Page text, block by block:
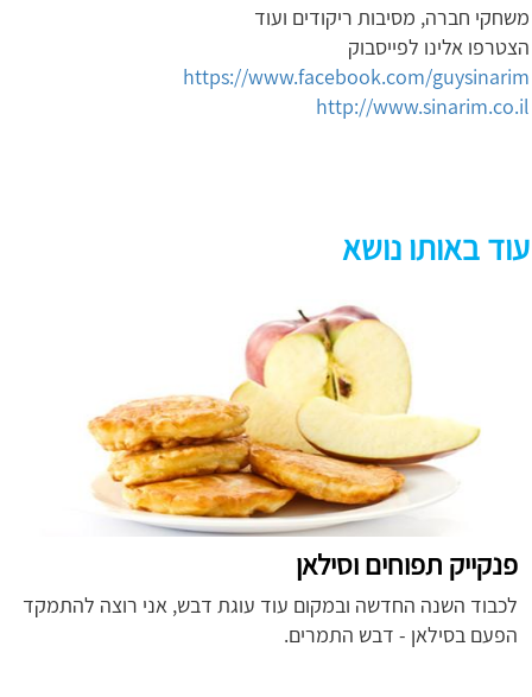
משחקי חברה, מסיבות ריקודים ועוד
הצטרפו אלינו לפייסבוק
https://www.facebook.com/guysinarim
http://www.sinarim.co.il
עוד באותו נושא
פנקייק תפוחים וסילאן
לכבוד השנה החדשה ובמקום עוד עוגת דבש, אני רוצה להתמקד
הפעם בסילאן - דבש התמרים.